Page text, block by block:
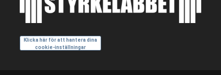
Klicka här för att hantera dina
cookie-inställningar